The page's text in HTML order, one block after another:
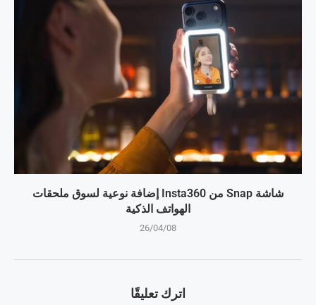
شاشة Snap من Insta360 إضافة نوعية لسوق ملحقات
الهواتف الذكية
26/04/08
اترك تعليقًا